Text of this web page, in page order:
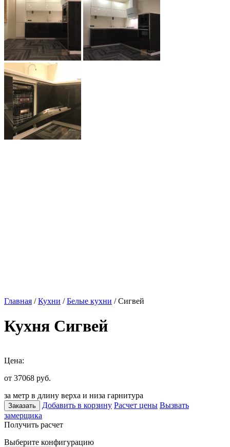
Главная /Кухни /Белые кухни / Сигвей
Кухня Сигвей
Цена:
от 37068 руб.
за метр в длину верха и низа гарнитура
Заказать Добавить в корзину Расчет цены Вызвать
замерщика
Получить расчет
Выберите конфигурацию